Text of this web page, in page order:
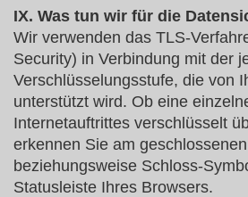
IX. Was tun wir für die
Wir verwenden das TLS-
Security) in Verbindung mit der
Verschlüsselungsstufe, die von
unterstützt wird. Ob eine
Internetauftrittes verschlüsselt
erkennen Sie am
beziehungsweise Schloss-
Statusleiste Ihres Browsers.